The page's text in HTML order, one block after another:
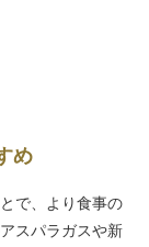
め
で、より食事の
スパラガスや新